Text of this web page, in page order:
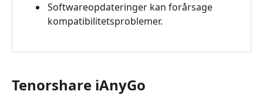
Softwareopdateringer kan forårsage
kompatibilitetsproblemer.
Tenorshare iAnyGo